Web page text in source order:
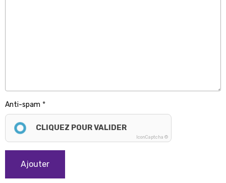
Anti-spam
CLIQUEZ POUR VALIDER
IconCaptcha ©
Ajouter